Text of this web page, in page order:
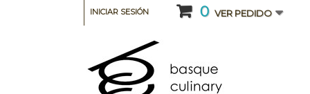
0 VER PEDIDO
INICIAR SESIÓN